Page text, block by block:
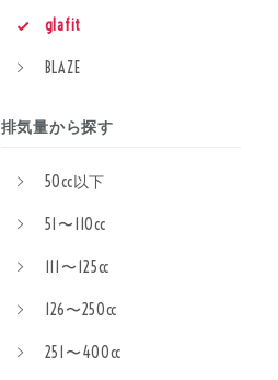
glafit
BLAZE
排気量から探す
50cc以下
51〜110cc
111〜125cc
126〜250cc
251〜400cc